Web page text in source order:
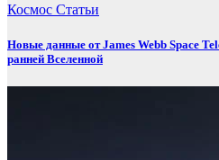
Космос Статьи
Новые данные от James Webb Space
ранней Вселенной